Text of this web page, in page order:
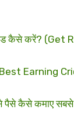
कैसे करें?
Earning
पैसे कैसे कमाए सबसे